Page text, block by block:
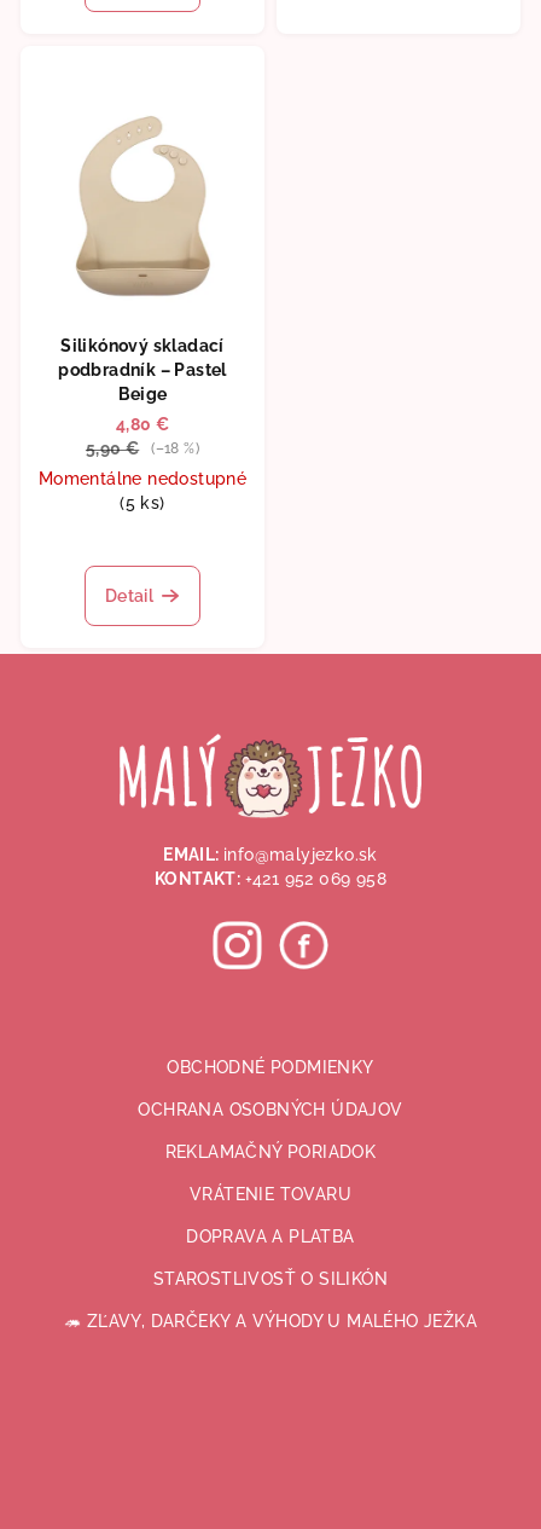
Silikónový skladací
podbradník – Pastel
Beige
4,80 €
5,90 €
(–18 %)
Momentálne nedostupné
(5 ks)
Detail
EMAIL: info@malyjezko.sk
KONTAKT: +421 952 069 958
OBCHODNÉ PODMIENKY
OCHRANA OSOBNÝCH ÚDAJOV
REKLAMAČNÝ PORIADOK
VRÁTENIE TOVARU
DOPRAVA A PLATBA
STAROSTLIVOSŤ O SILIKÓN
🦔 ZĽAVY, DARČEKY A VÝHODY U MALÉHO JEŽKA